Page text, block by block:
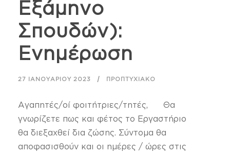
Εξάμηνο
Σπουδών):
Ενημέρωση
27 ΙΑΝΟΥΑΡΊΟΥ 2023 ΠΡΟΠΤΥΧΙΑΚΌ
Αγαπητές/οί φοιτήτριες/τητές, Θα
γνωρίζετε πως και φέτος το Εργαστήριο
θα διεξαχθεί δια ζώσης. Σύντομα θα
αποφασισθούν και οι ημέρες / ώρες στις